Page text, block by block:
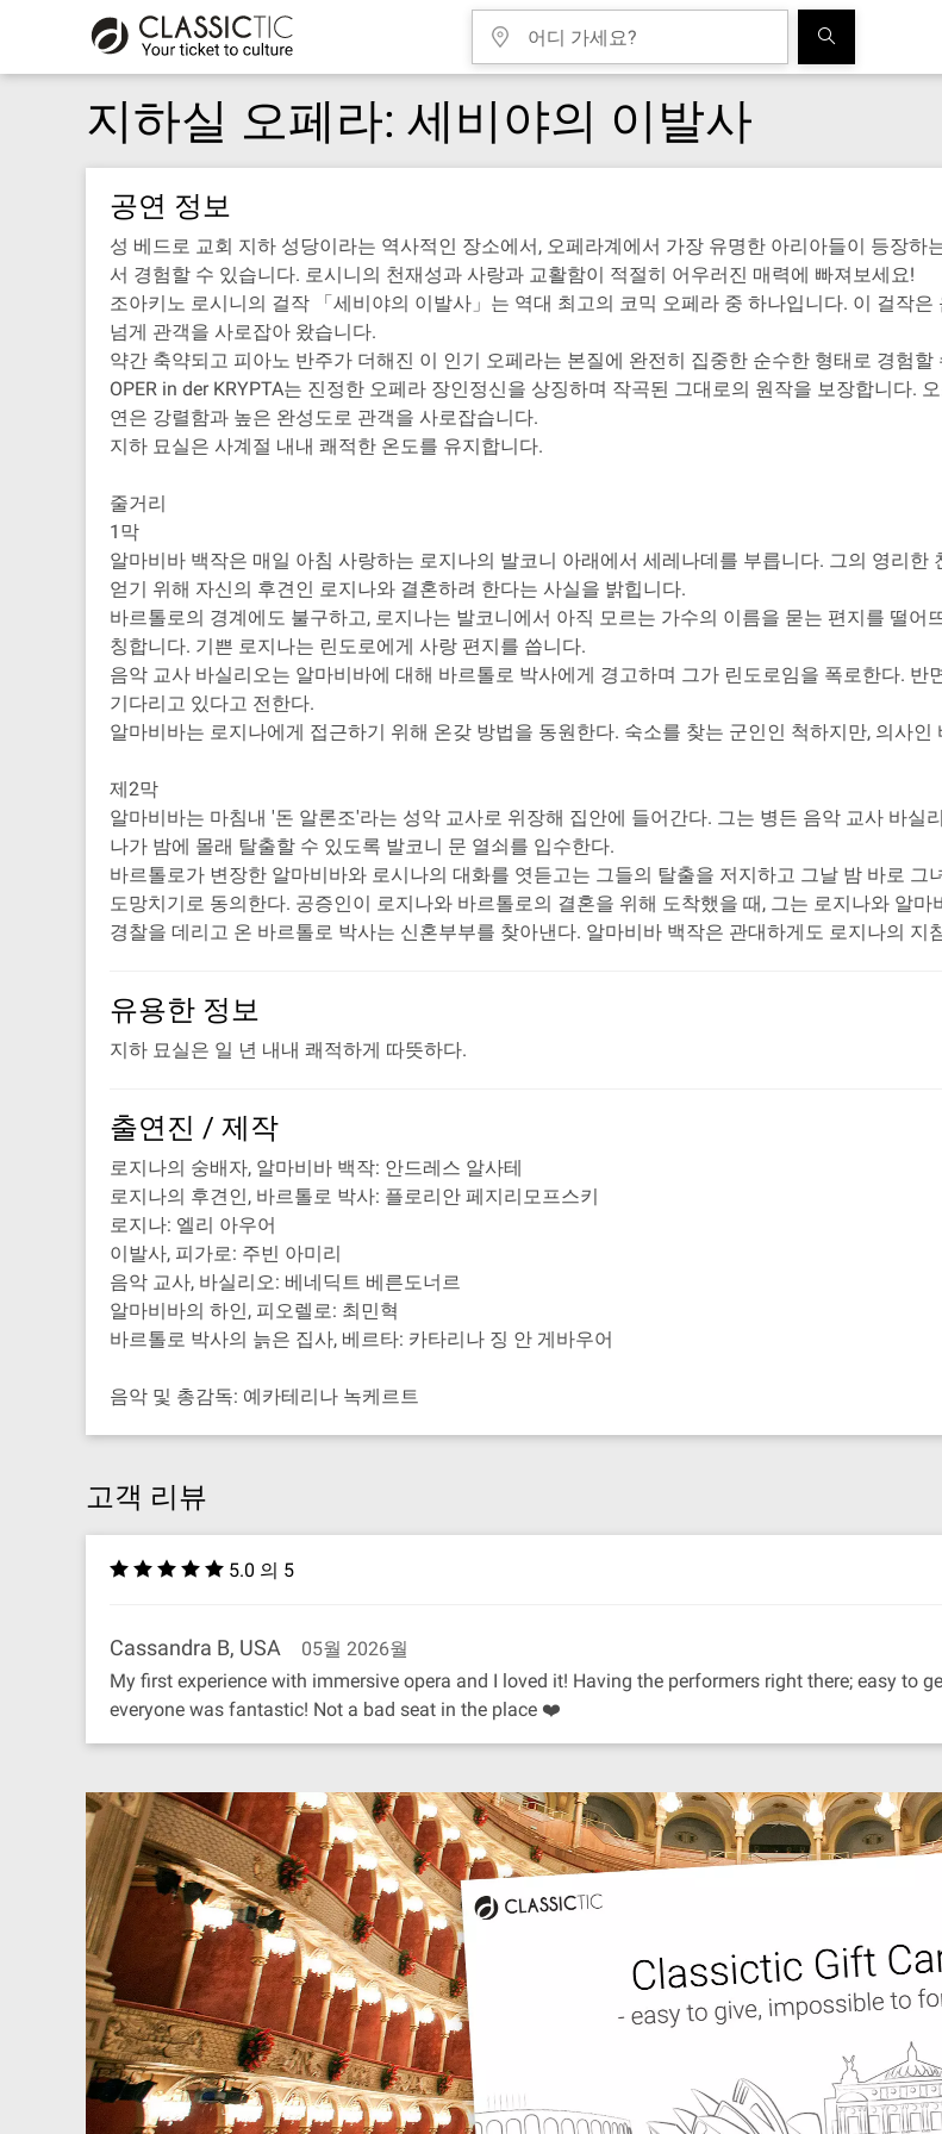
지하실 오페라: 세비야의 이발사
공연 정보
성 베드로 교회 지하 성당이라는 역사적인 장소에서, 오페라계에서 가장 유명한 아리아들이 등장
서 경험할 수 있습니다. 로시니의 천재성과 사랑과 교활함이 적절히 어우러진 매력에 빠져보세요!
조아키노 로시니의 걸작 「세비야의 이발사」는 역대 최고의 코믹 오페라 중 하나입니다. 이 걸작
넘게 관객을 사로잡아 왔습니다.
약간 축약되고 피아노 반주가 더해진 이 인기 오페라는 본질에 완전히 집중한 순수한 형태로 경험할
OPER in der KRYPTA는 진정한 오페라 장인정신을 상징하며 작곡된 그대로의 원작을 보장합니다.
연은 강렬함과 높은 완성도로 관객을 사로잡습니다.
지하 묘실은 사계절 내내 쾌적한 온도를 유지합니다.
줄거리
1막
알마비바 백작은 매일 아침 사랑하는 로지나의 발코니 아래에서 세레나데를 부릅니다. 그의 영리
얻기 위해 자신의 후견인 로지나와 결혼하려 한다는 사실을 밝힙니다.
바르톨로의 경계에도 불구하고, 로지나는 발코니에서 아직 모르는 가수의 이름을 묻는 편지를 떨
칭합니다. 기쁜 로지나는 린도로에게 사랑 편지를 씁니다.
음악 교사 바실리오는 알마비바에 대해 바르톨로 박사에게 경고하며 그가 린도로임을 폭로한다.
기다리고 있다고 전한다.
알마비바는 로지나에게 접근하기 위해 온갖 방법을 동원한다. 숙소를 찾는 군인인 척하지만, 의사
제2막
알마비바는 마침내 '돈 알론조'라는 성악 교사로 위장해 집안에 들어간다. 그는 병든 음악 교사 바
나가 밤에 몰래 탈출할 수 있도록 발코니 문 열쇠를 입수한다.
바르톨로가 변장한 알마비바와 로시나의 대화를 엿듣고는 그들의 탈출을 저지하고 그날 밤 바로
도망치기로 동의한다. 공증인이 로지나와 바르톨로의 결혼을 위해 도착했을 때, 그는 로지나와 알
경찰을 데리고 온 바르톨로 박사는 신혼부부를 찾아낸다. 알마비바 백작은 관대하게도 로지나의 지
유용한 정보
지하 묘실은 일 년 내내 쾌적하게 따뜻하다.
출연진 / 제작
로지나의 숭배자, 알마비바 백작: 안드레스 알사테
로지나의 후견인, 바르톨로 박사: 플로리안 페지리모프스키
로지나: 엘리 아우어
이발사, 피가로: 주빈 아미리
음악 교사, 바실리오: 베네딕트 베른도너르
알마비바의 하인, 피오렐로: 최민혁
바르톨로 박사의 늙은 집사, 베르타: 카타리나 징 안 게바우어
음악 및 총감독: 예카테리나 녹케르트
고객 리뷰
5.0 의 5
Cassandra B, USA
05월 2026월
My first experience with immersive opera and I loved it! Having the performers right there; easy to
everyone was fantastic! Not a bad seat in the place ❤️